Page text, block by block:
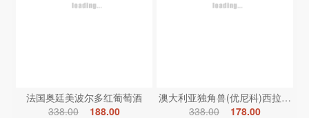
法国奥廷美波尔多红葡萄酒
338.00
188.00
澳大利亚独角兽(优尼科)西拉红葡
338.00
178.00